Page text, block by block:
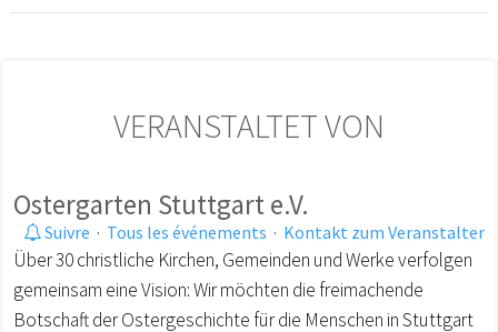
VERANSTALTET VON
Ostergarten Stuttgart e.V.
Suivre · Tous les événements · Kontakt zum Veranstalter
Über 30 christliche Kirchen, Gemeinden und Werke verfolgen
gemeinsam eine Vision: Wir möchten die freimachende
Botschaft der Ostergeschichte für die Menschen in Stuttgart